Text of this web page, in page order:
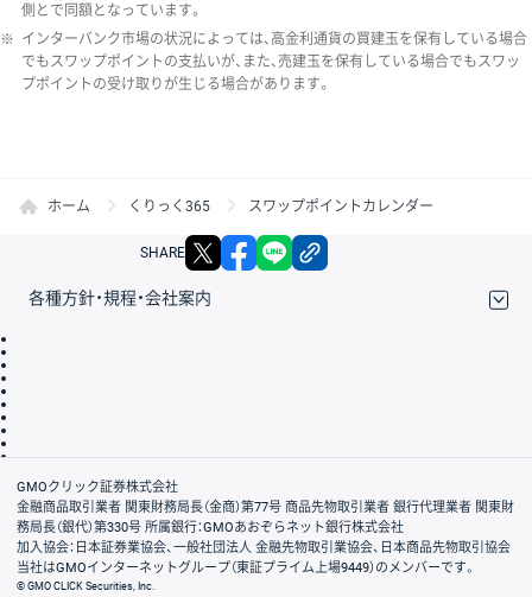
側とで同額となっています。
※ インターバンク市場の状況によっては、高金利通貨の買建玉を保有している場合
でもスワップポイントの支払いが、また、売建玉を保有している場合でもスワッ
プポイントの受け取りが生じる場合があります。
ホーム くりっく365 スワップポイントカレンダー
SHARE X facebook
各種方針・規程・会社案内
会社案内
GMOクリック証券株式会社
金融商品取引業者 関東財務局長（金商）第77号 商品先物取引業者 銀行代理業者 関東財
務局長（銀代）第330号 所属銀行：GMOあおぞらネット銀行株式会社
加入協会：日本証券業協会、一般社団法人 金融先物取引業協会、日本商品先物取引協会
当社はGMOインターネットグループ（東証プライム上場9449）のメンバーです。
© GMO CLICK Securities, Inc.